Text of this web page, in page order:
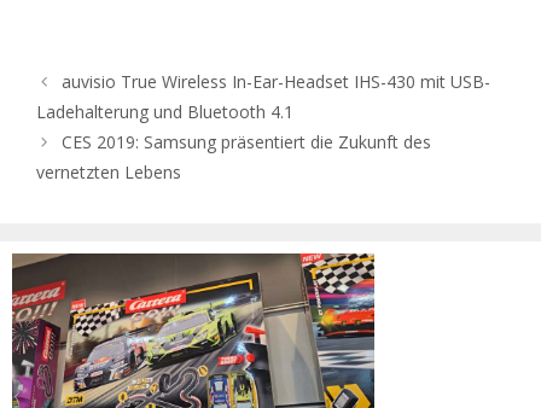
auvisio True Wireless In-Ear-Headset IHS-430 mit USB-
Ladehalterung und Bluetooth 4.1
CES 2019: Samsung präsentiert die Zukunft des
vernetzten Lebens